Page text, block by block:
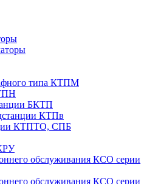
типа КТПМ
БКТП
КТПв
КТПТО, СПБ
обслуживания КСО серии
обслуживания КСО серии